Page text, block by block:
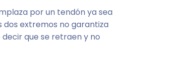
por un tendón ya sea
dos extremos no garantiza
que se retraen y no